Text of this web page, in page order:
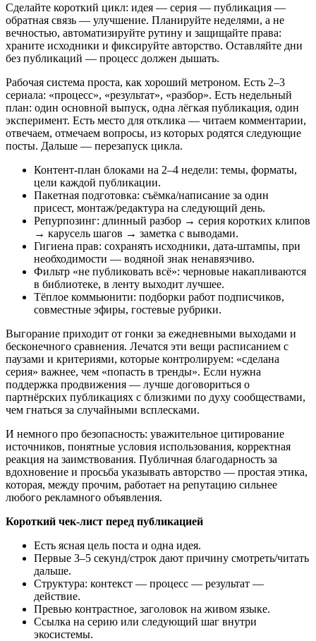
Сделайте короткий цикл: идея — серия — публикация —
обратная связь — улучшение. Планируйте неделями, а не
вечностью, автоматизируйте рутину и защищайте права:
храните исходники и фиксируйте авторство. Оставляйте дни
без публикаций — процесс должен дышать.
Рабочая система проста, как хороший метроном. Есть 2–3
сериала: «процесс», «результат», «разбор». Есть недельный
план: один основной выпуск, одна лёгкая публикация, один
эксперимент. Есть место для отклика — читаем комментарии,
отвечаем, отмечаем вопросы, из которых родятся следующие
посты. Дальше — перезапуск цикла.
Контент‑план блоками на 2–4 недели: темы, форматы,
цели каждой публикации.
Пакетная подготовка: съёмка/написание за один
присест, монтаж/редактура на следующий день.
Репурпозинг: длинный разбор → серия коротких клипов
→ карусель шагов → заметка с выводами.
Гигиена прав: сохранять исходники, дата‑штампы, при
необходимости — водяной знак ненавязчиво.
Фильтр «не публиковать всё»: черновые накапливаются
в библиотеке, в ленту выходит лучшее.
Тёплое коммьюнити: подборки работ подписчиков,
совместные эфиры, гостевые рубрики.
Выгорание приходит от гонки за ежедневными выходами и
бесконечного сравнения. Лечатся эти вещи расписанием с
паузами и критериями, которые контролируем: «сделана
серия» важнее, чем «попасть в тренды». Если нужна
поддержка продвижения — лучше договориться о
партнёрских публикациях с близкими по духу сообществами,
чем гнаться за случайными всплесками.
И немного про безопасность: уважительное цитирование
источников, понятные условия использования, корректная
реакция на заимствования. Публичная благодарность за
вдохновение и просьба указывать авторство — простая этика,
которая, между прочим, работает на репутацию сильнее
любого рекламного объявления.
Короткий чек‑лист перед публикацией
Есть ясная цель поста и одна идея.
Первые 3–5 секунд/строк дают причину смотреть/читать
дальше.
Структура: контекст — процесс — результат —
действие.
Превью контрастное, заголовок на живом языке.
Ссылка на серию или следующий шаг внутри
экосистемы.